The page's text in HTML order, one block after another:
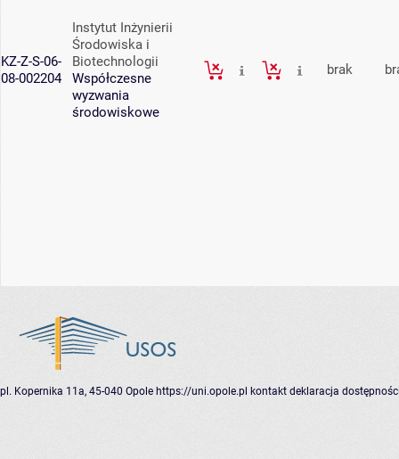
KZ-Z-S-06-
08-002204
Instytut Inżynierii
Środowiska i
Biotechnologii
Współczesne
wyzwania
środowiskowe
brak
pl. Kopernika 11a, 45-040 Opole https://uni.opole.pl kontakt deklaracja